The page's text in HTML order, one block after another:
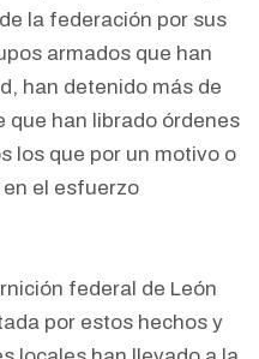
la federación por sus
armados que han
han detenido más de
que han librado órdenes
los que por un motivo o
el esfuerzo
federal de León
por estos hechos y